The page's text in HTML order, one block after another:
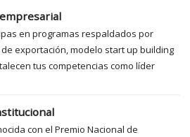
en programas respaldados por
exportación, modelo start up building
tus competencias como líder
con el Premio Nacional de